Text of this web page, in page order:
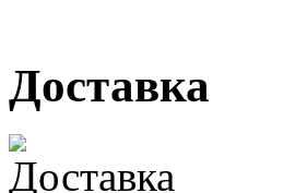
Доставка